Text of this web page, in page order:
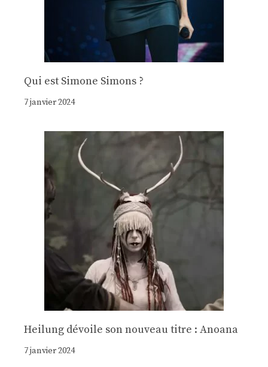
Qui est Simone Simons ?
7 janvier 2024
Heilung dévoile son nouveau titre : Anoana
7 janvier 2024